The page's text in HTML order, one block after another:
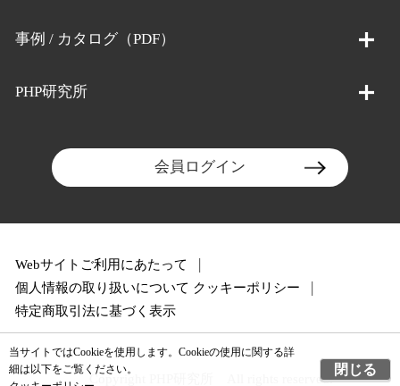
事例 / カタログ（PDF）
PHP研究所
会員ログイン
Webサイトご利用にあたって
個人情報の取り扱いについて クッキーポリシー
特定商取引法に基づく表示
Copyright PHP研究所 All rights reserved.
当サイトではCookieを使用します。Cookieの使用に関する詳
細は以下をご覧ください。
閉じる